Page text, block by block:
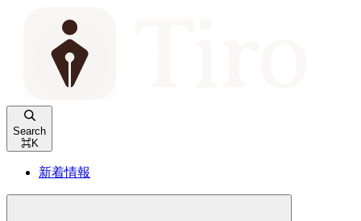
Search
⌘K
新着情報